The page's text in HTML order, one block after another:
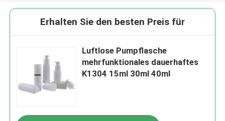
Erhalten Sie den besten Preis für
Luftlose Pumpflasche
mehrfunktionales dauerhaftes
K1304 15ml 30ml 40ml